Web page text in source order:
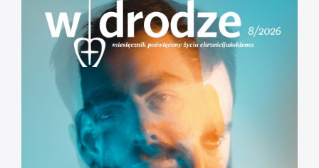
[RÓŻANIEC] Tajemnice Bolesne